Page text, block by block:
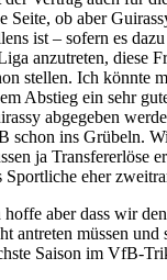
Seite, ob aber
ist – sofern es
anzutreten, diese
stellen. Ich könnte
Abstieg ein sehr
abgegeben
schon ins Grübeln.
ja Transfererlöse
Sportliche eher
hoffe aber dass wir
antreten müssen und
Saison im VfB-